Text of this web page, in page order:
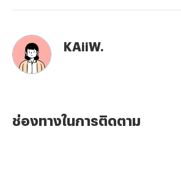
KAiiW.
ช่องทางในการติดตาม